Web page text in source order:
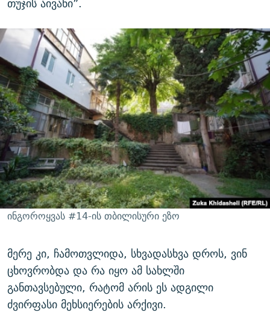
ინგოროყვას #14-ის თბილისური ეზო
მერე კი, ჩამოთვლიდა, სხვადასხვა დროს, ვინ
ცხოვრობდა და რა იყო ამ სახლში
განთავსებული, რატომ არის ეს ადგილი
ძვირფასი მეხსიერების არქივი.